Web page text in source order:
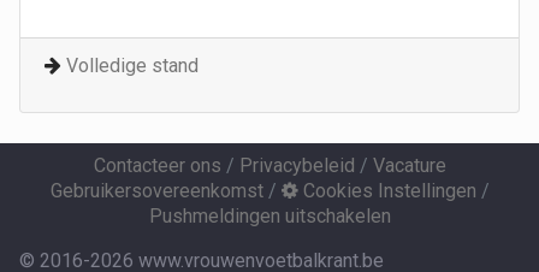
Volledige stand
Contacteer ons / Privacybeleid / Vacature
Gebruikersovereenkomst/ Cookies Instellingen /
Pushmeldingen uitschakelen
© 2016-2026 www.vrouwenvoetbalkrant.be